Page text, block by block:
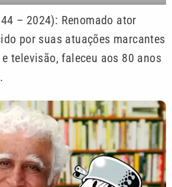
– 2024): Renomado ator
por suas atuações marcantes
televisão, faleceu aos 80 anos